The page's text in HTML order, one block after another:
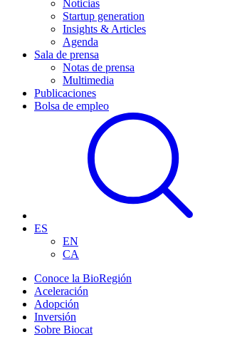
Noticias
Startup generation
Insights & Articles
Agenda
Sala de prensa
Notas de prensa
Multimedia
Publicaciones
Bolsa de empleo
ES
EN
CA
Conoce la BioRegión
Aceleración
Adopción
Inversión
Sobre Biocat